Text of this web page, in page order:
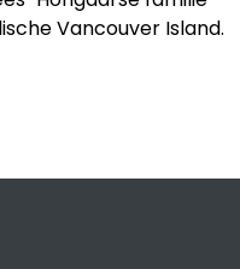
Vancouver Island.